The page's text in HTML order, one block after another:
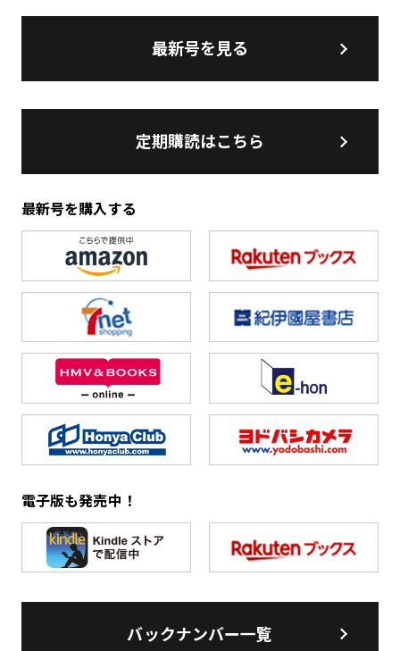
最新号を見る
定期購読はこちら
最新号を購入する
電子版も発売中！
バックナンバー一覧